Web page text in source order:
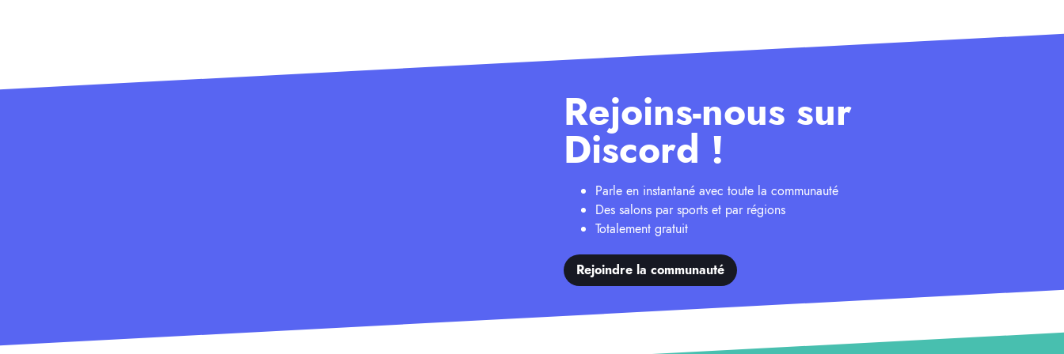
Rejoins-nous sur
Discord !
Parle en instantané avec toute la communauté
Des salons par sports et par régions
Totalement gratuit
Rejoindre la communauté